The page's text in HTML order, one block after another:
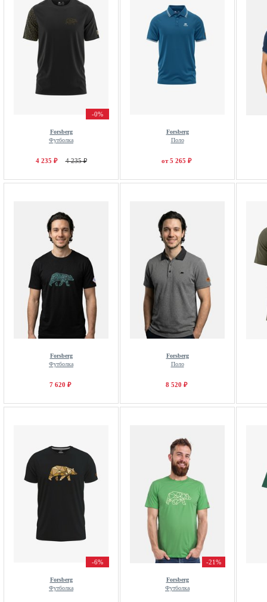
-0%
Forsberg
Футболка
4 235 ₽ 4 235 ₽
Forsberg
Поло
от 5 265 ₽
Forsberg
Футболка
7 620 ₽
Forsberg
Поло
8 520 ₽
-6%
Forsberg
Футболка
-21%
Forsberg
Футболка